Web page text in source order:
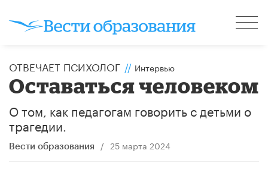
ОТВЕЧАЕТ ПСИХОЛОГ // Интервью
Оставаться человеком
О том, как педагогам говорить с детьми о
трагедии.
Вести образования / 25 марта 2024